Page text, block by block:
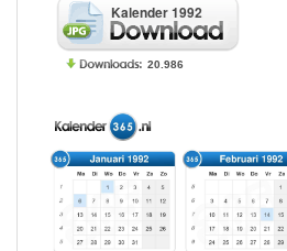
Kalender 1992
20.986